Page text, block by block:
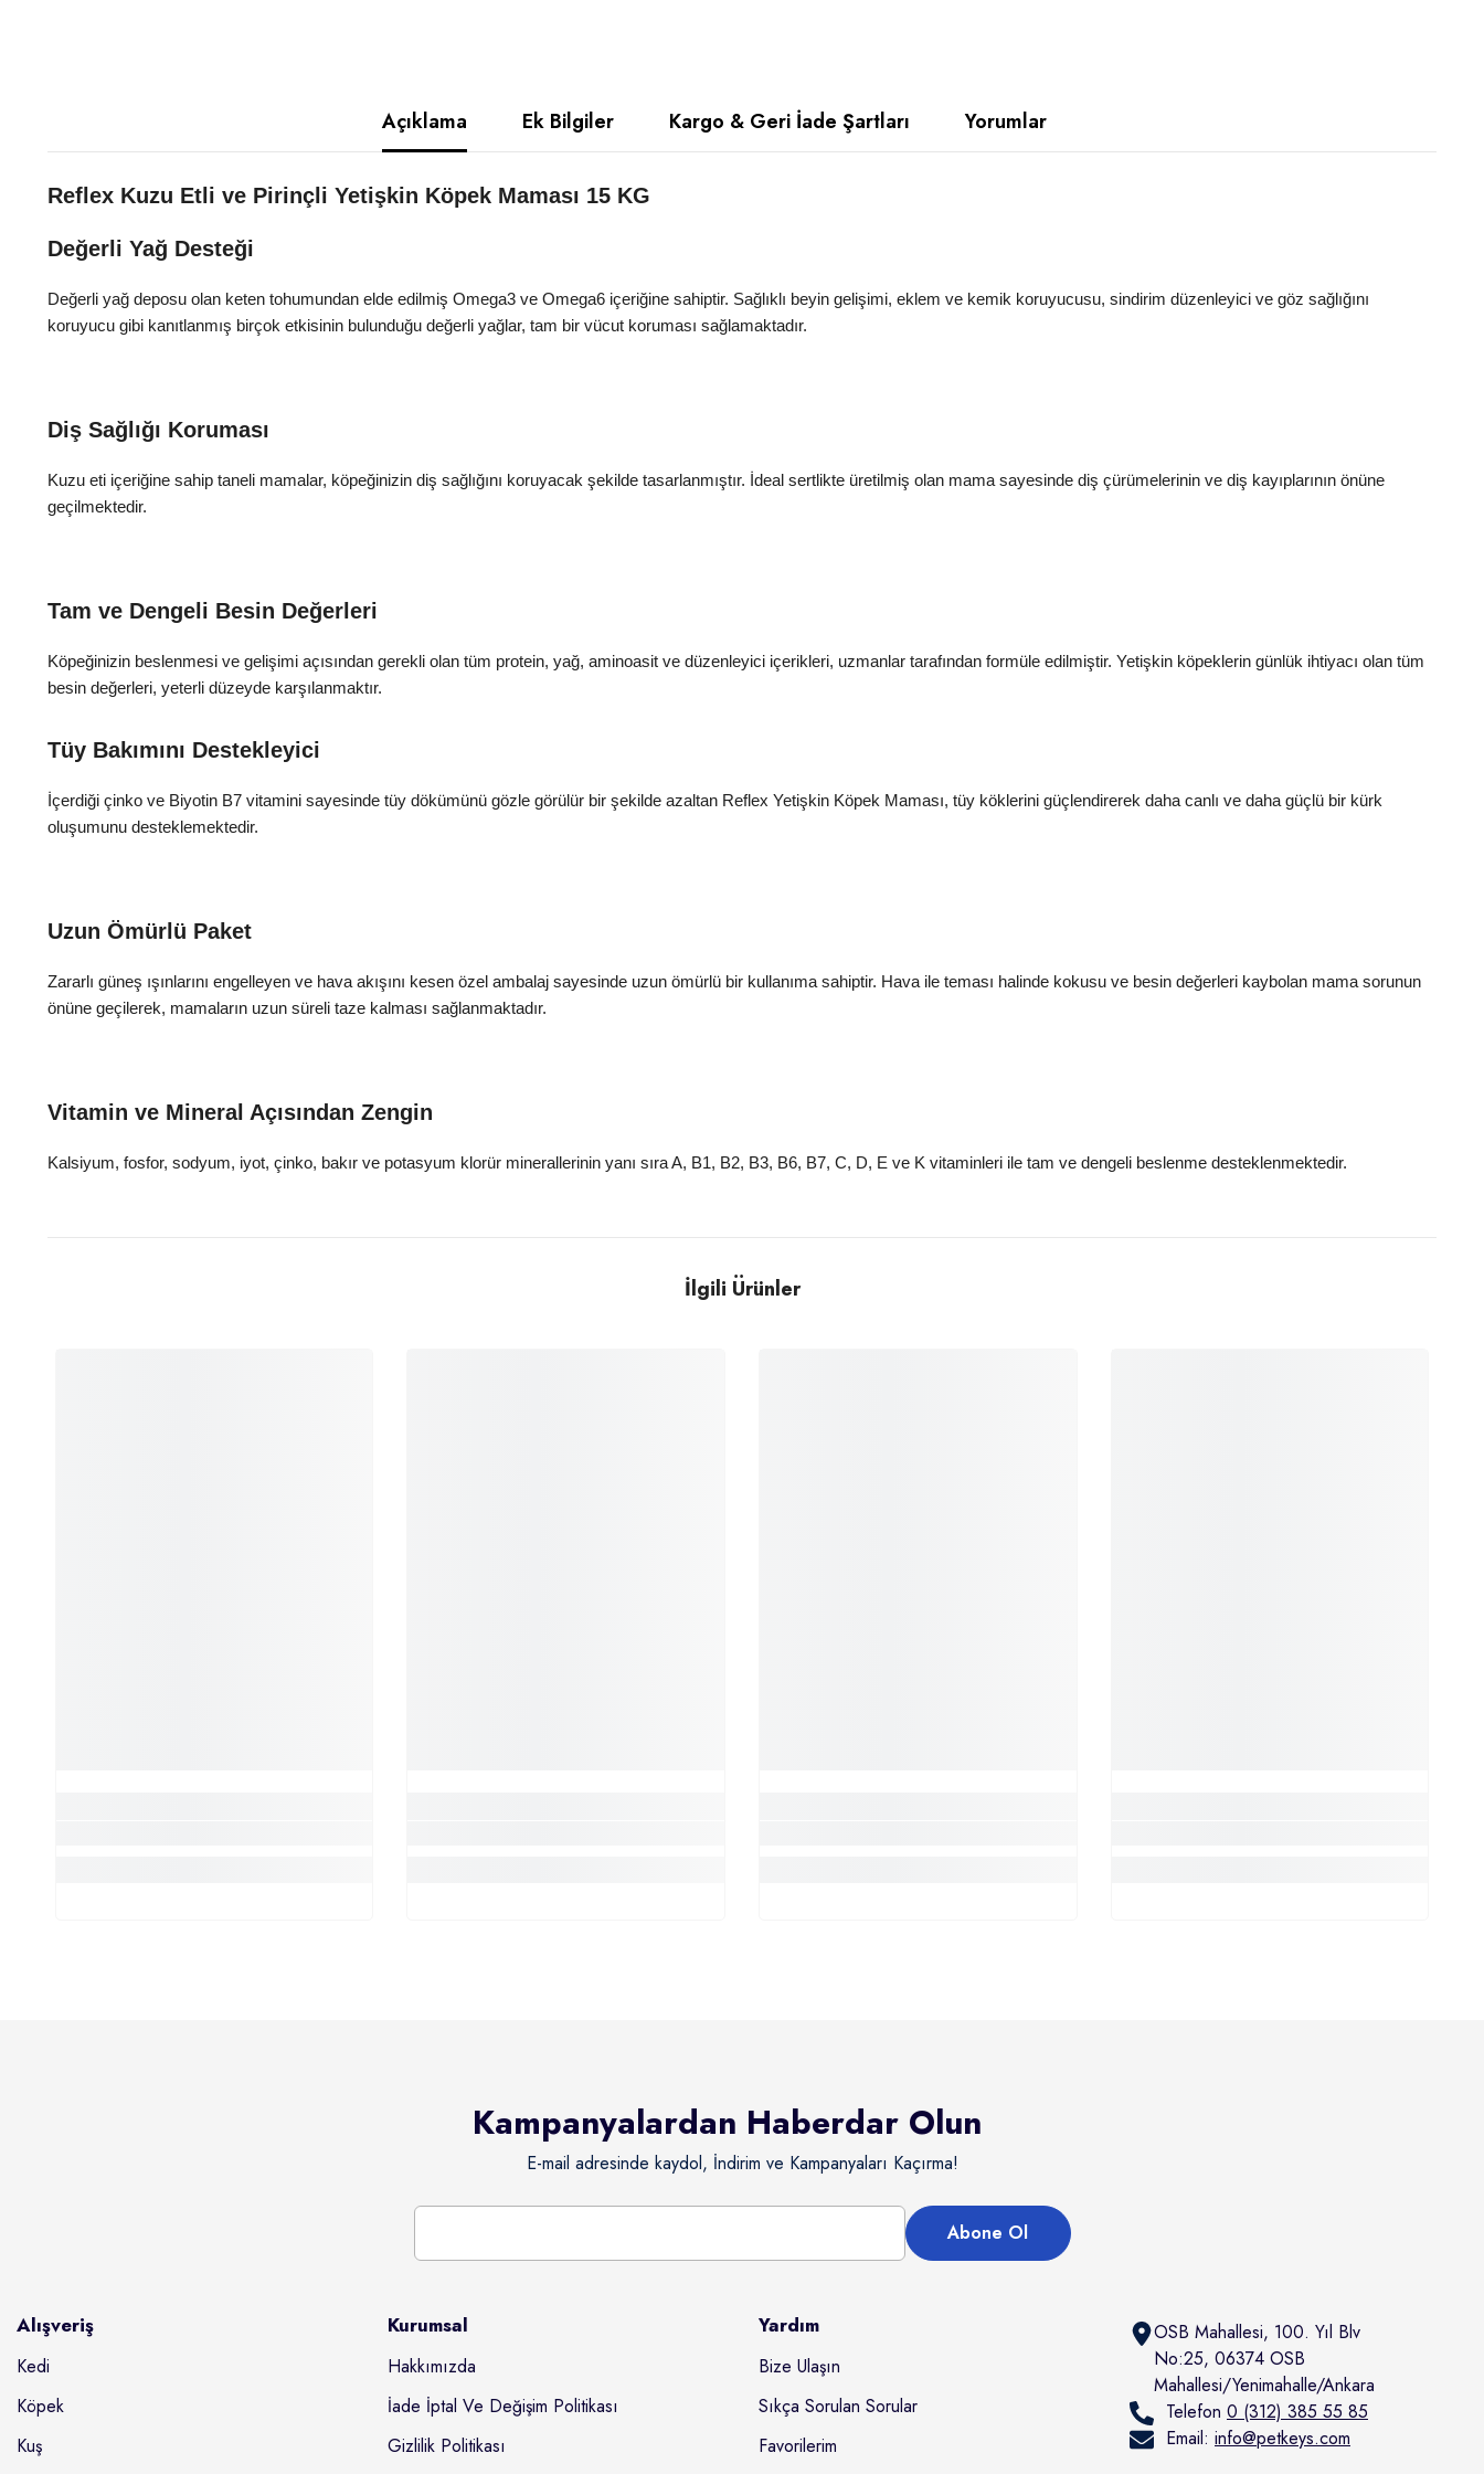
Açıklama Ek Bilgiler Kargo & Geri İade Şartları Yorumlar
Reflex Kuzu Etli ve Pirinçli Yetişkin Köpek Maması 15 KG
Değerli Yağ Desteği
Değerli yağ deposu olan keten tohumundan elde edilmiş Omega3 ve Omega6 içeriğine sahiptir. Sağlıklı beyin gelişimi, eklem ve kemik koruyucusu, sindirim düzenleyici ve göz sağlığını
koruyucu gibi kanıtlanmış birçok etkisinin bulunduğu değerli yağlar, tam bir vücut koruması sağlamaktadır.
Diş Sağlığı Koruması
Kuzu eti içeriğine sahip taneli mamalar, köpeğinizin diş sağlığını koruyacak şekilde tasarlanmıştır. İdeal sertlikte üretilmiş olan mama sayesinde diş çürümelerinin ve diş kayıplarının önüne
geçilmektedir.
Tam ve Dengeli Besin Değerleri
Köpeğinizin beslenmesi ve gelişimi açısından gerekli olan tüm protein, yağ, aminoasit ve düzenleyici içerikleri, uzmanlar tarafından formüle edilmiştir. Yetişkin köpeklerin günlük ihtiyacı olan tüm
besin değerleri, yeterli düzeyde karşılanmaktır.
Tüy Bakımını Destekleyici
İçerdiği çinko ve Biyotin B7 vitamini sayesinde tüy dökümünü gözle görülür bir şekilde azaltan Reflex Yetişkin Köpek Maması, tüy köklerini güçlendirerek daha canlı ve daha güçlü bir kürk
oluşumunu desteklemektedir.
Uzun Ömürlü Paket
Zararlı güneş ışınlarını engelleyen ve hava akışını kesen özel ambalaj sayesinde uzun ömürlü bir kullanıma sahiptir. Hava ile teması halinde kokusu ve besin değerleri kaybolan mama sorunun
önüne geçilerek, mamaların uzun süreli taze kalması sağlanmaktadır.
Vitamin ve Mineral Açısından Zengin
Kalsiyum, fosfor, sodyum, iyot, çinko, bakır ve potasyum klorür minerallerinin yanı sıra A, B1, B2, B3, B6, B7, C, D, E ve K vitaminleri ile tam ve dengeli beslenme desteklenmektedir.
İlgili Ürünler
Kampanyalardan Haberdar Olun
E-mail adresinde kaydol, İndirim ve Kampanyaları Kaçırma!
Abone Ol
Alışveriş
Kedi
Köpek
Kuş
Kurumsal
Hakkımızda
İade İptal Ve Değişim Politikası
Gizlilik Politikası
Yardım
Bize Ulaşın
Sıkça Sorulan Sorular
Favorilerim
OSB Mahallesi, 100. Yıl Blv
No:25, 06374 OSB
Mahallesi/Yenimahalle/Ankara
Telefon 0 (312) 385 55 85
Email: info@petkeys.com